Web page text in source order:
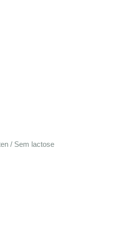
/ Sem lactose